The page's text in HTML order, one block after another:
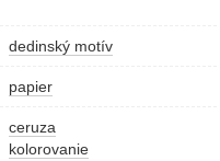
dedinský motív
papier
ceruza
kolorovanie